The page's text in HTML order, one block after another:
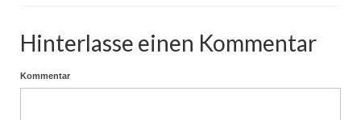
Hinterlasse einen Kommentar
Kommentar